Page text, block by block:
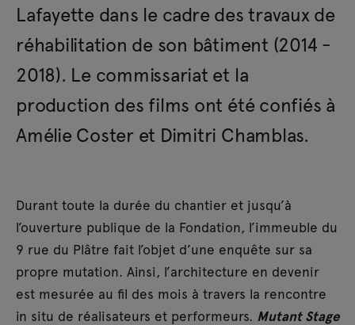
Lafayette dans le cadre des travaux de
réhabilitation de son bâtiment (2014 -
2018). Le commissariat et la
production des films ont été confiés à
Amélie Coster et Dimitri Chamblas.
Durant toute la durée du chantier et jusqu’à
l’ouverture publique de la Fondation, l’immeuble du
9 rue du Plâtre fait l’objet d’une enquête sur sa
propre mutation. Ainsi, l’architecture en devenir
est mesurée au fil des mois à travers la rencontre
in situ de réalisateurs et performeurs. Mutant Stage